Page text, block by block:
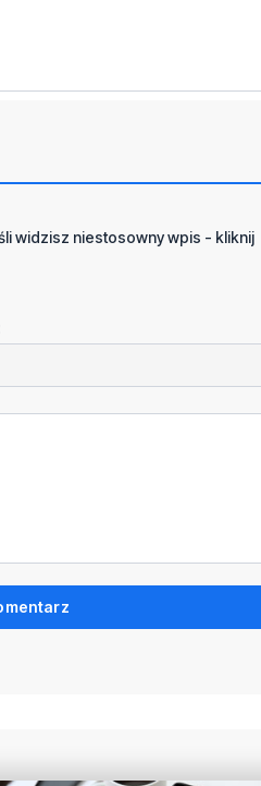
widzisz niestosowny wpis - kliknij